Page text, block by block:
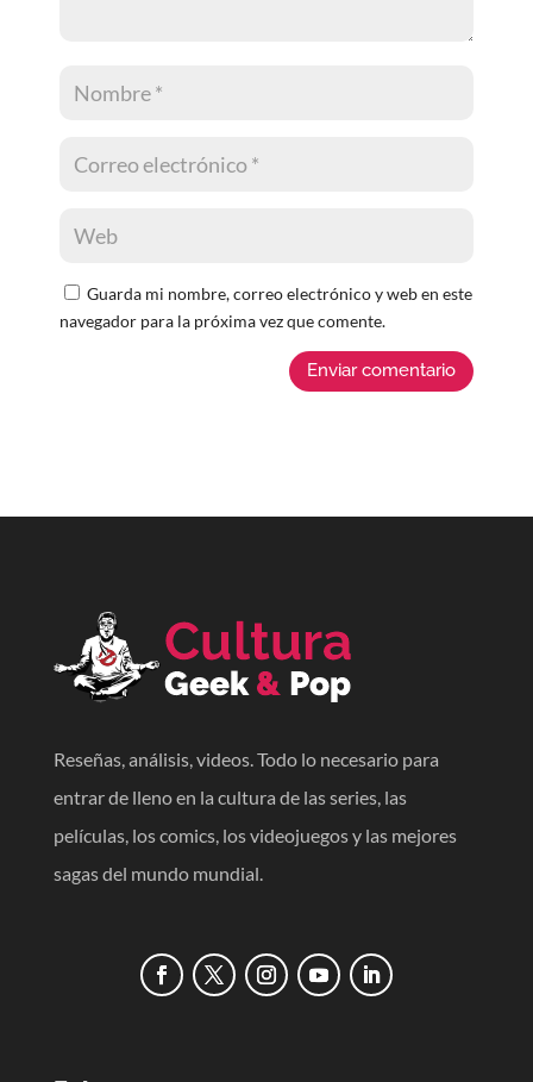
Guarda mi nombre, correo electrónico y web en este
navegador para la próxima vez que comente.
Enviar comentario
Reseñas, análisis, videos. Todo lo necesario para
entrar de lleno en la cultura de las series, las
películas, los comics, los videojuegos y las mejores
sagas del mundo mundial.